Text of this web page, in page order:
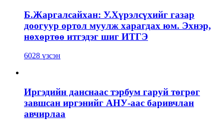
Б.Жаргалсайхан: У.Хүрэлсүхийг газар
доогуур ортол муулж харагдах юм. Эхнэр,
нөхөртөө итгэдэг шиг ИТГЭ
6028 үзсэн
Иргэдийн данснаас тэрбум гаруй төгрөг
завшсан иргэнийг АНУ-аас баривчлан
авчирлаа